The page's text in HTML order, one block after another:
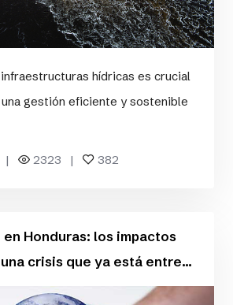
hídricas es crucial
gestión eficiente y sostenible
| 2323 | 382
en Honduras: los impactos
crisis que ya está entre...